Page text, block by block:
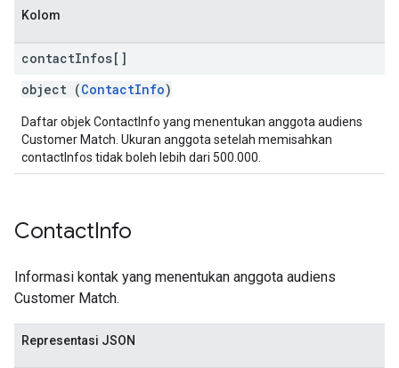
Kolom
contactInfos[]
object (ContactInfo)
Daftar objek ContactInfo yang menentukan anggota audiens
Customer Match. Ukuran anggota setelah memisahkan
contactInfos tidak boleh lebih dari 500.000.
ContactInfo
Informasi kontak yang menentukan anggota audiens
Customer Match.
Representasi JSON